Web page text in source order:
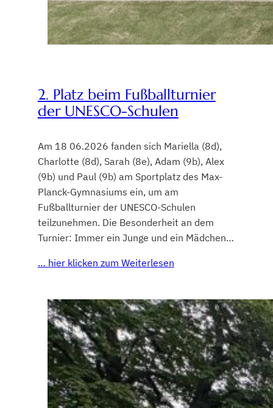
2. Platz beim Fußballturnier
der UNESCO-Schulen
Am 18 06.2026 fanden sich Mariella (8d),
Charlotte (8d), Sarah (8e), Adam (9b), Alex
(9b) und Paul (9b) am Sportplatz des Max-
Planck-Gymnasiums ein, um am
Fußballturnier der UNESCO-Schulen
teilzunehmen. Die Besonderheit an dem
Turnier: Immer ein Junge und ein Mädchen…
… hier klicken zum Weiterlesen